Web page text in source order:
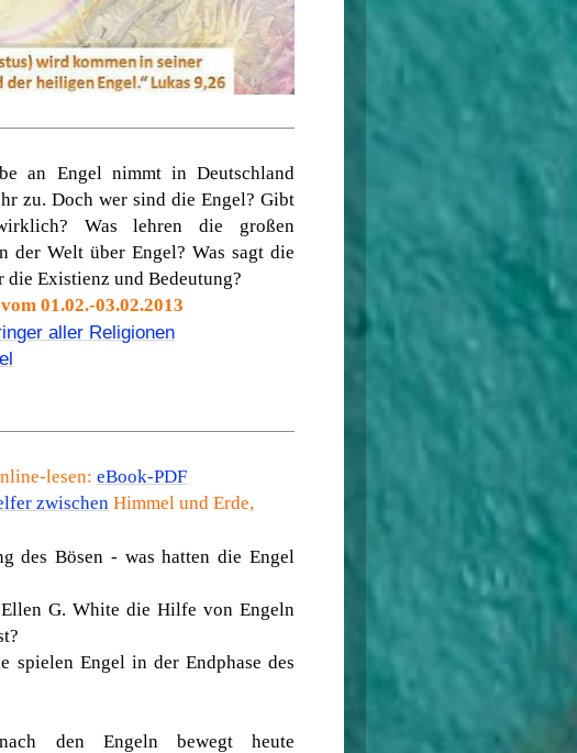
an Engel nimmt in Deutschland
zu. Doch wer sind die Engel? Gibt
Was lehren die großen
der Welt über Engel? Was sagt die
die Existienz und Bedeutung?
01.02.-03.02.2013
aller Religionen
lesen:eBook-PDF
zwischen Himmel und Erde,
des Bösen - was hatten die Engel
G. White die Hilfe von Engeln
spielen Engel in der Endphase des
den Engeln bewegt heute